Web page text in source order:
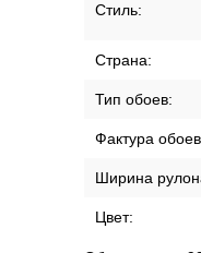
Стиль:
Страна:
Тип обоев:
Фактура
Ширина
Цвет: